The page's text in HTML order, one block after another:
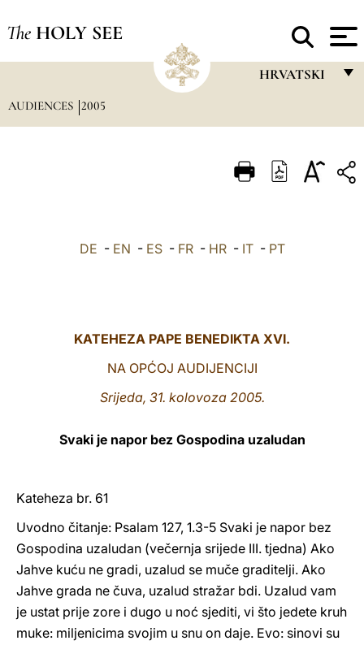
The HOLY SEE
HRVATSKI
ITALIANO
LATINE
AUDIENCES 2005
DE - EN - ES- FR- HR- IT- PT
KATEHEZA PAPE BENEDIKTA XVI.
NA OPĆOJ AUDIJENCIJI
Srijeda, 31. kolovoza 2005.
Svaki je napor bez Gospodina uzaludan
Kateheza br. 61
Uvodno čitanje: Psalam 127, 1.3-5 Svaki je napor bez
Gospodina uzaludan (večernja srijede III. tjedna) Ako
Jahve kuću ne gradi, uzalud se muče graditelji. Ako
Jahve grada ne čuva, uzalud stražar bdi. Uzalud vam
je ustat prije zore i dugo u noć sjediti, vi što jedete kruh
muke: miljenicima svojim u snu on daje. Evo: sinovi su